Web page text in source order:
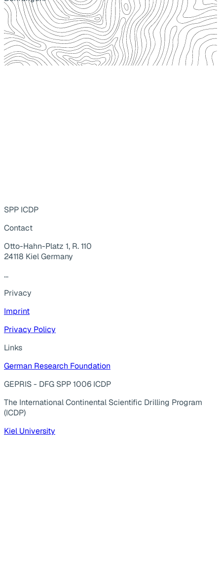
SPP ICDP
Contact
Otto-Hahn-Platz 1, R. 110
24118 Kiel Germany
...
Privacy
Imprint
Privacy Policy
Links
German Research Foundation
GEPRIS - DFG SPP 1006 ICDP
The International Continental Scientific Drilling Program
(ICDP)
Kiel University